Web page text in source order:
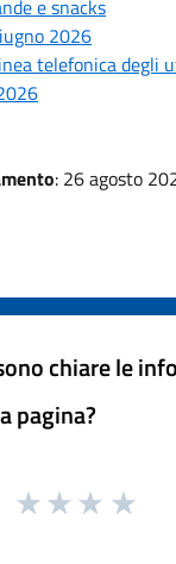
e snacks
2026
telefonica degli
: 26 agosto
chiare le
pagina?